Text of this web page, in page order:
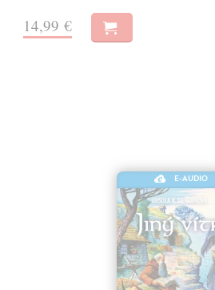
14,99 €
E-AUDIO